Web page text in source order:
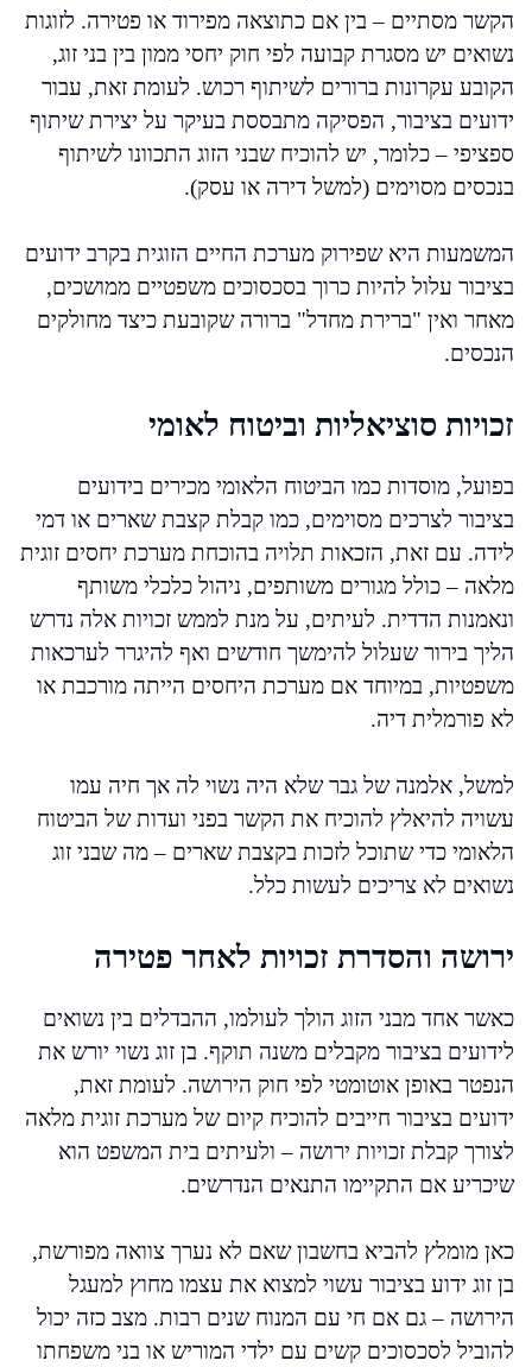
הקשר מסתיים – בין אם כתוצאה מפירוד או פטירה. לזוגות
נשואים יש מסגרת קבועה לפי חוק יחסי ממון בין בני זוג,
הקובע עקרונות ברורים לשיתוף רכוש. לעומת זאת, עבור
ידועים בציבור, הפסיקה מתבססת בעיקר על יצירת שיתוף
ספציפי – כלומר, יש להוכיח שבני הזוג התכוונו לשיתוף
בנכסים מסוימים (למשל דירה או עסק).
המשמעות היא שפירוק מערכת החיים הזוגית בקרב ידועים
בציבור עלול להיות כרוך בסכסוכים משפטיים ממושכים,
מאחר ואין "ברירת מחדל" ברורה שקובעת כיצד מחולקים
הנכסים.
זכויות סוציאליות וביטוח לאומי
בפועל, מוסדות כמו הביטוח הלאומי מכירים בידועים
בציבור לצרכים מסוימים, כמו קבלת קצבת שארים או דמי
לידה. עם זאת, הזכאות תלויה בהוכחת מערכת יחסים זוגית
מלאה – כולל מגורים משותפים, ניהול כלכלי משותף
ונאמנות הדדית. לעיתים, על מנת לממש זכויות אלה נדרש
הליך בירור שעלול להימשך חודשים ואף להיגרר לערכאות
משפטיות, במיוחד אם מערכת היחסים הייתה מורכבת או
לא פורמלית דיה.
למשל, אלמנה של גבר שלא היה נשוי לה אך חיה עמו
עשויה להיאלץ להוכיח את הקשר בפני ועדות של הביטוח
הלאומי כדי שתוכל לזכות בקצבת שארים – מה שבני זוג
נשואים לא צריכים לעשות כלל.
ירושה והסדרת זכויות לאחר פטירה
כאשר אחד מבני הזוג הולך לעולמו, ההבדלים בין נשואים
לידועים בציבור מקבלים משנה תוקף. בן זוג נשוי יורש את
הנפטר באופן אוטומטי לפי חוק הירושה. לעומת זאת,
ידועים בציבור חייבים להוכיח קיום של מערכת זוגית מלאה
לצורך קבלת זכויות ירושה – ולעיתים בית המשפט הוא
שיכריע אם התקיימו התנאים הנדרשים.
כאן מומלץ להביא בחשבון שאם לא נערך צוואה מפורשת,
בן זוג ידוע בציבור עשוי למצוא את עצמו מחוץ למעגל
הירושה – גם אם חי עם המנוח שנים רבות. מצב כזה יכול
להוביל לסכסוכים קשים עם ילדי המוריש או בני משפחתו